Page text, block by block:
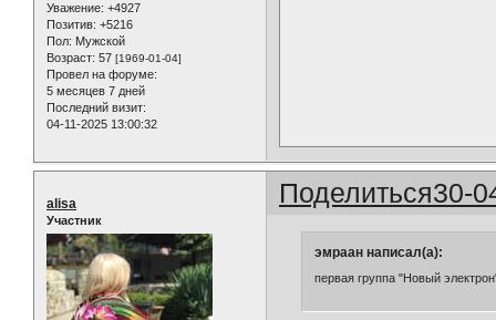
Уважение: +4927
Позитив: +5216
Пол: Мужской
Возраст: 57 [1969-01-04]
Провел на форуме:
5 месяцев 7 дней
Последний визит:
04-11-2025 13:00:32
Поделиться30-
alisa
Участник
эмраан написал(а):
первая группа "Новый